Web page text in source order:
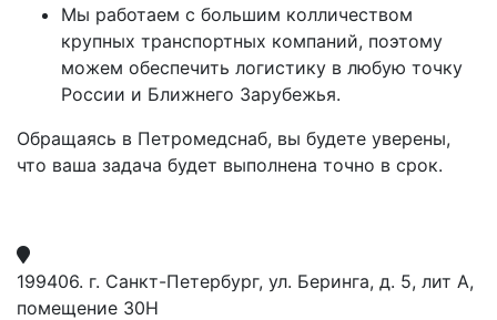
Мы работаем с большим колличеством
крупных транспортных компаний, поэтому
можем обеспечить логистику в любую точку
России и Ближнего Зарубежья.
Обращаясь в Петромедснаб, вы будете уверены,
что ваша задача будет выполнена точно в срок.
199406. г. Санкт-Петербург, ул. Беринга, д. 5, лит А,
помещение 30Н